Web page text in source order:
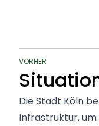
VORHER
Die Stadt Köln
Infrastruktur,